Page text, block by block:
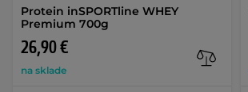
Protein inSPORTline WHEY
Premium 700g
26,90 €
na sklade